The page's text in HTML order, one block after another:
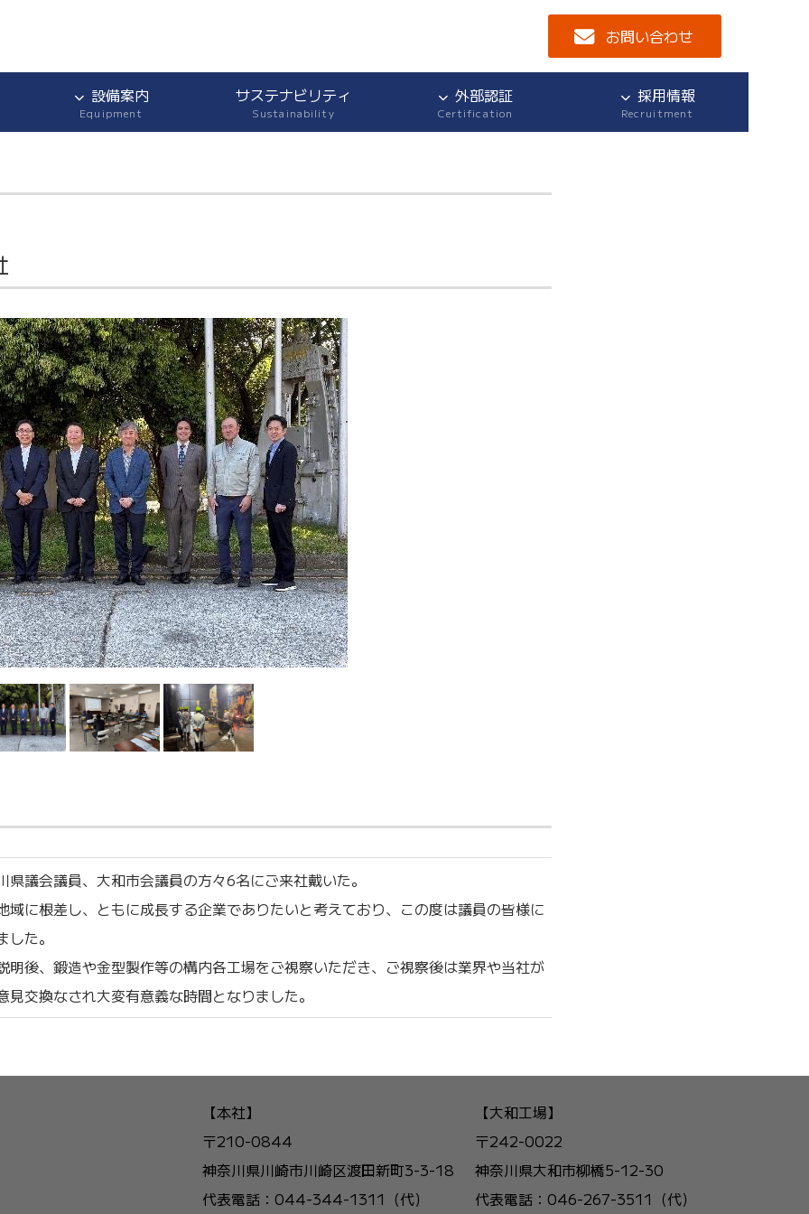
お問い合わせ
設備案内
Equipment
サステナビリティ
Sustainability
外部認証
Certification
採用情報
Recruitment
議会議員、大和市会議員の方々6名にご来社戴いた。
に根差し、ともに成長する企業でありたいと考えており、この度は議員の皆様に
た。
後、鍛造や金型製作等の構内各工場をご視察いただき、ご視察後は業界や当社が
交換なされ大変有意義な時間となりました。
【本社】
〒210-0844
神奈川県川崎市川崎区渡田新町3-3-18
代表電話：044-344-1311（代）
【大和工場】
〒242-0022
神奈川県大和市柳橋5-12-30
代表電話：046-267-3511（代）